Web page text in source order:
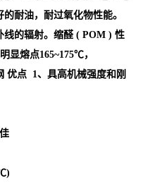
耐油，耐过氧化物性能。
线的辐射。缩醛 ( POM ) 性
显熔点165~175℃，
优点 1、具高机械强度和刚